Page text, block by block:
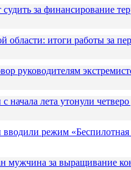
за финансирование
итоги работы за
руководителям
начала лета утонули четверо
вводили режим «Беспилотная
мужчина за выращивание